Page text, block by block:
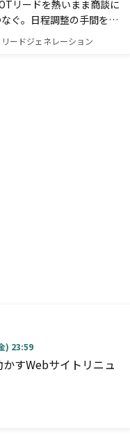
リードを熱いまま商談に
ぐ。日程調整の手間をカ
する「アポ取り専用」ツ
リードジェネレーション
) 23:59
すWebサイトリニュ